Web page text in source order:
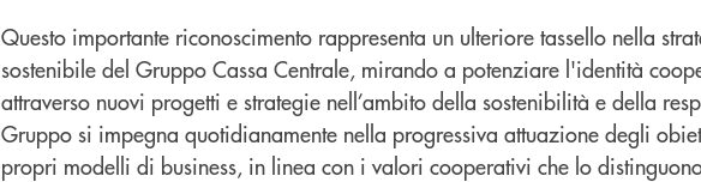
Questo importante riconoscimento rappresenta un ulteriore tassello nella
sostenibile del Gruppo Cassa Centrale, mirando a potenziare l'identità
attraverso nuovi progetti e strategie nell’ambito della sostenibilità e della
Gruppo si impegna quotidianamente nella progressiva attuazione degli
propri modelli di business, in linea con i valori cooperativi che lo